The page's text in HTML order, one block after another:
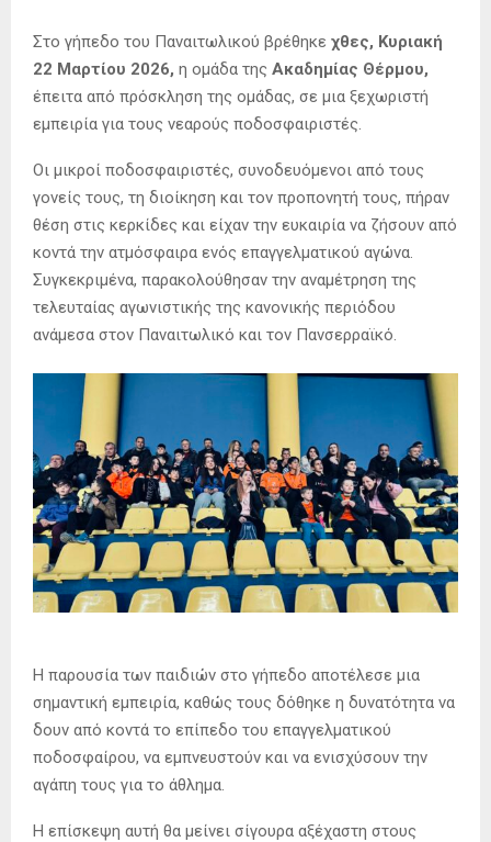
Στο γήπεδο του Παναιτωλικού βρέθηκε χθες, Κυριακή
22 Μαρτίου 2026, η ομάδα της Ακαδημίας Θέρμου,
έπειτα από πρόσκληση της ομάδας, σε μια ξεχωριστή
εμπειρία για τους νεαρούς ποδοσφαιριστές.
Οι μικροί ποδοσφαιριστές, συνοδευόμενοι από τους
γονείς τους, τη διοίκηση και τον προπονητή τους, πήραν
θέση στις κερκίδες και είχαν την ευκαιρία να ζήσουν από
κοντά την ατμόσφαιρα ενός επαγγελματικού αγώνα.
Συγκεκριμένα, παρακολούθησαν την αναμέτρηση της
τελευταίας αγωνιστικής της κανονικής περιόδου
ανάμεσα στον Παναιτωλικό και τον Πανσερραϊκό
Η παρουσία των παιδιών στο γήπεδο αποτέλεσε μια
σημαντική εμπειρία, καθώς τους δόθηκε η δυνατότητα να
δουν από κοντά το επίπεδο του επαγγελματικού
ποδοσφαίρου, να εμπνευστούν και να ενισχύσουν την
αγάπη τους για το άθλημα.
Η επίσκεψη αυτή θα μείνει σίγουρα αξέχαστη στους